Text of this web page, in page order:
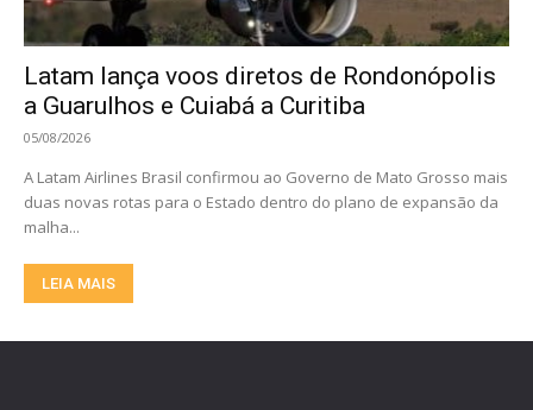
Latam lança voos diretos de Rondonópolis
a Guarulhos e Cuiabá a Curitiba
05/08/2026
A Latam Airlines Brasil confirmou ao Governo de Mato Grosso mais
duas novas rotas para o Estado dentro do plano de expansão da
malha...
LEIA MAIS